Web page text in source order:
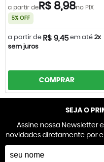
a partir de R$ 8,98no PIX
5% OFF
a partir de R$ 9,45 em até 2x
sem juros
COMPRAR
SEJA O
Assine nossa Newsletter
novidades diretamente por